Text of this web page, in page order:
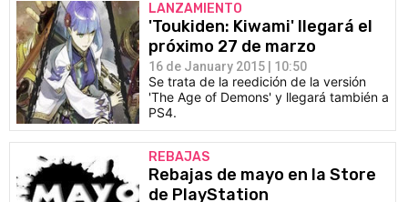
LANZAMIENTO
'Toukiden: Kiwami' llegará el
próximo 27 de marzo
16 de January 2015 | 10:50
Se trata de la reedición de la versión
'The Age of Demons' y llegará también a
PS4.
REBAJAS
Rebajas de mayo en la Store
de PlayStation